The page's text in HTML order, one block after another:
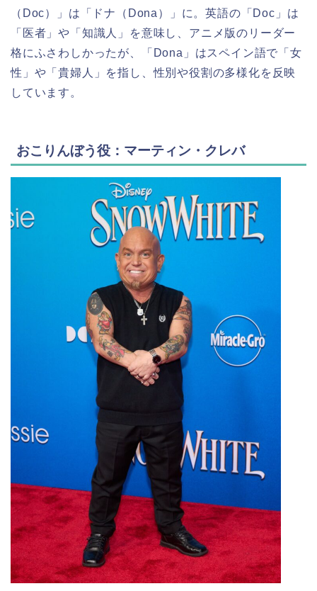
（Doc）」は「ドナ（Dona）」に。英語の「Doc」は
「医者」や「知識人」を意味し、アニメ版のリーダー
格にふさわしかったが、「Dona」はスペイン語で「女
性」や「貴婦人」を指し、性別や役割の多様化を反映
しています。
おこりんぼう役：マーティン・クレバ